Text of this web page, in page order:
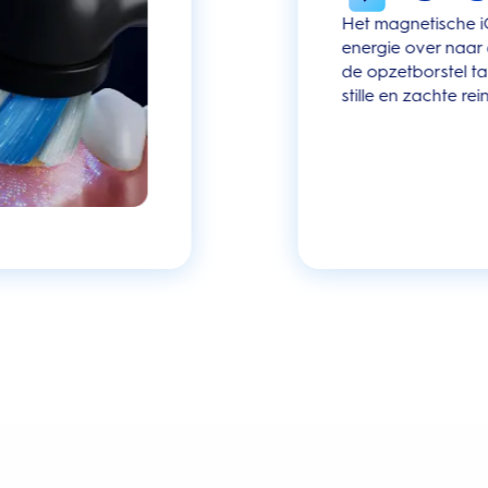
Het magnetische
energie over
de opzetborstel
stille en zachte